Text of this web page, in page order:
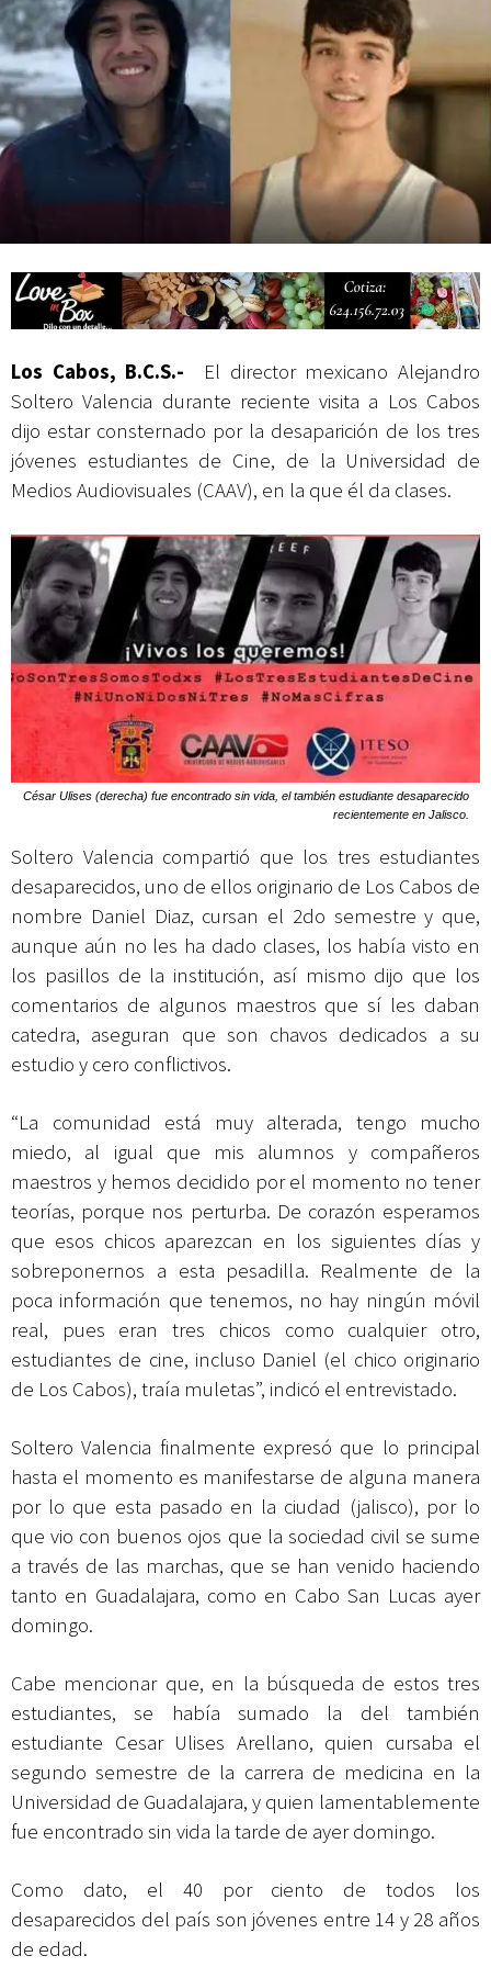
Campesina
Los Cabos, B.C.S.- El director mexicano Alejandro
Soltero Valencia durante reciente visita a Los Cabos
dijo estar consternado por la desaparición de los tres
jóvenes estudiantes de Cine, de la Universidad de
Medios Audiovisuales (CAAV), en la que él da clases.
César Ulises (derecha) fue encontrado sin vida, el también estudiante desaparecido
recientemente en Jalisco.
Soltero Valencia compartió que los tres estudiantes
desaparecidos, uno de ellos originario de Los Cabos de
nombre Daniel Diaz, cursan el 2do semestre y que,
aunque aún no les ha dado clases, los había visto en
los pasillos de la institución, así mismo dijo que los
comentarios de algunos maestros que sí les daban
catedra, aseguran que son chavos dedicados a su
estudio y cero conflictivos.
“La comunidad está muy alterada, tengo mucho
miedo, al igual que mis alumnos y compañeros
maestros y hemos decidido por el momento no tener
teorías, porque nos perturba. De corazón esperamos
que esos chicos aparezcan en los siguientes días y
sobreponernos a esta pesadilla. Realmente de la
poca información que tenemos, no hay ningún móvil
real, pues eran tres chicos como cualquier otro,
estudiantes de cine, incluso Daniel (el chico originario
de Los Cabos), traía muletas”, indicó el entrevistado.
Soltero Valencia finalmente expresó que lo principal
hasta el momento es manifestarse de alguna manera
por lo que esta pasado en la ciudad (jalisco), por lo
que vio con buenos ojos que la sociedad civil se sume
a través de las marchas, que se han venido haciendo
tanto en Guadalajara, como en Cabo San Lucas ayer
domingo.
Cabe mencionar que, en la búsqueda de estos tres
estudiantes, se había sumado la del también
estudiante Cesar Ulises Arellano, quien cursaba el
segundo semestre de la carrera de medicina en la
Universidad de Guadalajara, y quien lamentablemente
fue encontrado sin vida la tarde de ayer domingo.
Como dato, el 40 por ciento de todos los
desaparecidos del país son jóvenes entre 14 y 28 años
de edad.